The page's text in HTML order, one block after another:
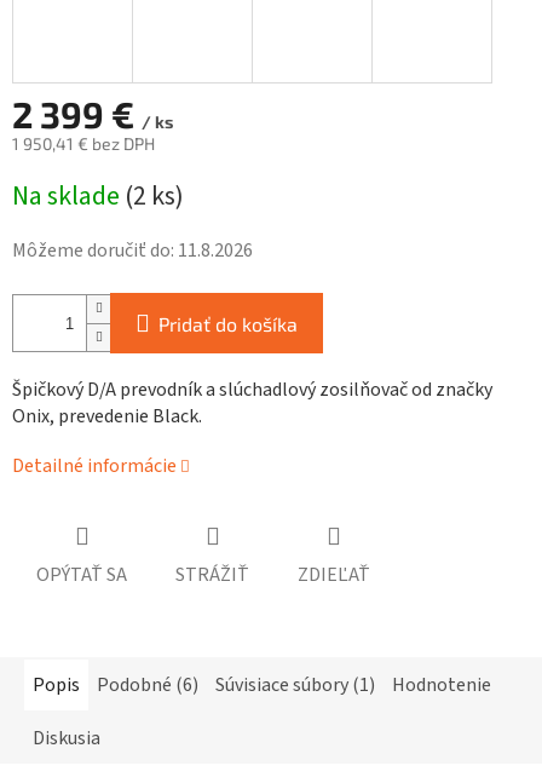
2 399 € / ks
1 950,41 € bez DPH
cena:
Na sklade (2 ks)
Môžeme doručiť do: 11.8.2026
Pridať do košíka
Špičkový D/A prevodník a slúchadlový zosilňovač od značky
Onix, prevedenie Black.
Detailné informácie
OPÝTAŤ SA STRÁŽIŤ ZDIEĽAŤ
Popis Podobné (6) Súvisiace súbory (1)
Hodnotenie
Diskusia